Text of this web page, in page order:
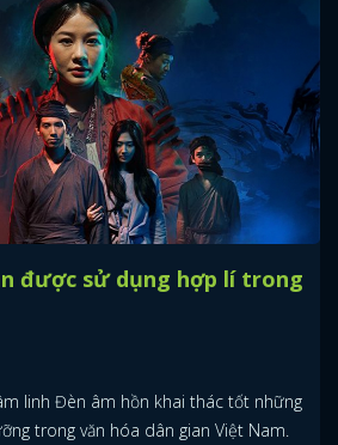
được sử dụng hợp lí trong
linh Đèn âm hồn khai thác tốt những
trong văn hóa dân gian Việt Nam.